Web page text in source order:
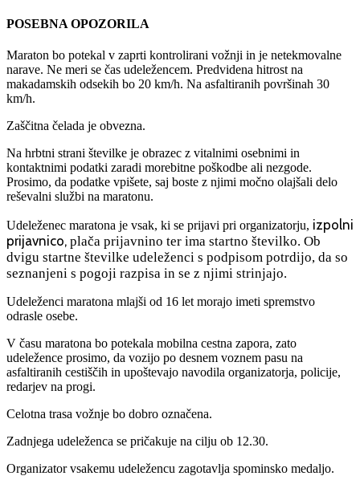
POSEBNA OPOZORILA
Maraton bo potekal v zaprti kontrolirani vožnji in je netekmovalne
narave. Ne meri se čas udeležencem. Predvidena hitrost na
makadamskih odsekih bo 20 km/h. Na asfaltiranih površinah 30
km/h.
Zaščitna čelada je obvezna.
Na hrbtni strani številke je obrazec z vitalnimi osebnimi in
kontaktnimi podatki zaradi morebitne poškodbe ali nezgode.
Prosimo, da podatke vpišete, saj boste z njimi močno olajšali delo
reševalni službi na maratonu.
Udeleženec maratona je vsak, ki se prijavi pri organizatorju, izpolni
prijavnico, plača prijavnino ter ima startno številko. Ob
dvigu startne številke udeleženci s podpisom potrdijo, da so
seznanjeni s pogoji razpisa in se z njimi strinjajo.
Udeleženci maratona mlajši od 16 let morajo imeti spremstvo
odrasle osebe.
V času maratona bo potekala mobilna cestna zapora, zato
udeležence prosimo, da vozijo po desnem voznem pasu na
asfaltiranih cestiščih in upoštevajo navodila organizatorja, policije,
redarjev na progi.
Celotna trasa vožnje bo dobro označena.
Zadnjega udeleženca se pričakuje na cilju ob 12.30.
Organizator vsakemu udeležencu zagotavlja spominsko medaljo.